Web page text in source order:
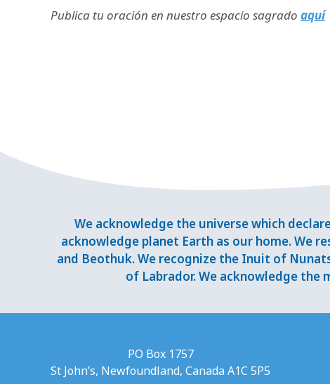
Publica tu oración en nuestro espacio sagrado aquí
We acknowledge the universe which
acknowledge planet Earth as our home. We
and Beothuk. We recognize the Inuit of
of Labrador. We acknowledge the
PO Box 1757
St John’s, Newfoundland, Canada A1C 5P5